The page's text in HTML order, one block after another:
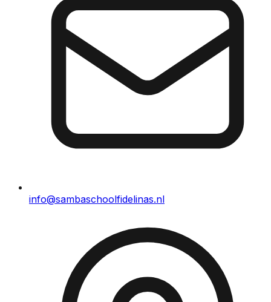
info@sambaschoolfidelinas.nl